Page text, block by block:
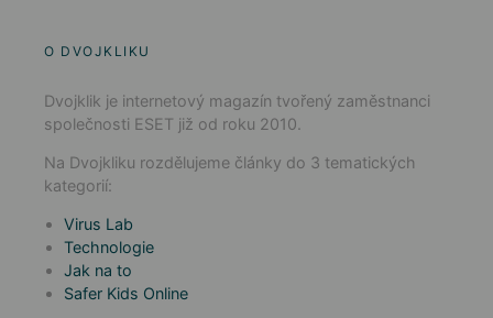
O DVOJKLIKU
Dvojklik je internetový magazín tvořený zaměstnanci
společnosti ESET již od roku 2010.
Na Dvojkliku rozdělujeme články do 3 tematických
kategorií:
Virus Lab
Technologie
Jak na to
Safer Kids Online